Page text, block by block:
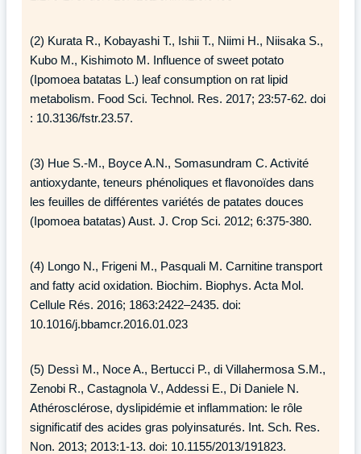
(2) Kurata R., Kobayashi T., Ishii T., Niimi H., Niisaka S.,
Kubo M., Kishimoto M. Influence of sweet potato
(Ipomoea batatas L.) leaf consumption on rat lipid
metabolism. Food Sci. Technol. Res. 2017; 23:57-62. doi
: 10.3136/fstr.23.57.
(3) Hue S.-M., Boyce A.N., Somasundram C. Activité
antioxydante, teneurs phénoliques et flavonoïdes dans
les feuilles de différentes variétés de patates douces
(Ipomoea batatas) Aust. J. Crop Sci. 2012; 6:375-380.
(4) Longo N., Frigeni M., Pasquali M. Carnitine transport
and fatty acid oxidation. Biochim. Biophys. Acta Mol.
Cellule Rés. 2016; 1863:2422–2435. doi:
10.1016/j.bbamcr.2016.01.023
(5) Dessì M., Noce A., Bertucci P., di Villahermosa S.M.,
Zenobi R., Castagnola V., Addessi E., Di Daniele N.
Athérosclérose, dyslipidémie et inflammation: le rôle
significatif des acides gras polyinsaturés. Int. Sch. Res.
Non. 2013; 2013:1-13. doi: 10.1155/2013/191823.